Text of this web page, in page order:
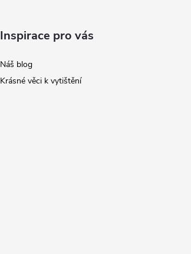
Inspirace pro vás
Náš blog
Krásné věci k vytištění